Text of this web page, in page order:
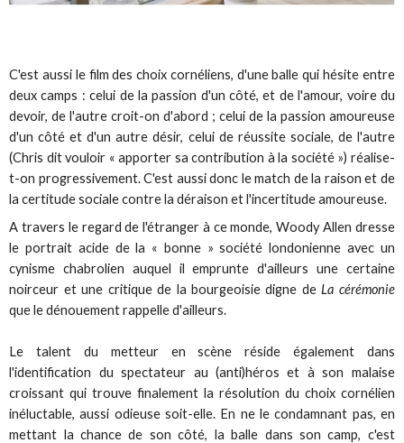
C'est aussi le film des choix cornéliens, d'une balle qui hésite entre
deux camps : celui de la passion d'un côté, et de l'amour, voire du
devoir, de l'autre croit-on d'abord ; celui de la passion amoureuse
d'un côté et d'un autre désir, celui de réussite sociale, de l'autre
(Chris dit vouloir « apporter sa contribution à la société ») réalise-
t-on progressivement. C'est aussi donc le match de la raison et de
la certitude sociale contre la déraison et l'incertitude amoureuse.
A travers le regard de l'étranger à ce monde, Woody Allen dresse
le portrait acide de la « bonne » société londonienne avec un
cynisme chabrolien auquel il emprunte d'ailleurs une certaine
noirceur et une critique de la bourgeoisie digne deLa cérémonie
que le dénouement rappelle d'ailleurs.
Le talent du metteur en scène réside également dans
l'identification du spectateur au (anti)héros et à son malaise
croissant qui trouve finalement la résolution du choix cornélien
inéluctable, aussi odieuse soit-elle. En ne le condamnant pas, en
mettant la chance de son côté, la balle dans son camp, c'est